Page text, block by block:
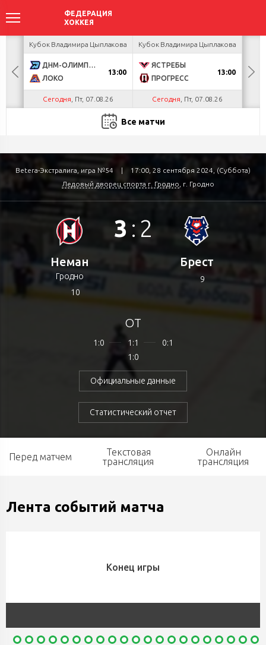
Кубок Владимира Цыплакова
ДНМ-ОЛИМПИК
ЛОКО
13:00
Сегодня , Пт, 07.08.26
Кубок Владимира Цыплакова
ЯСТРЕБЫ
ПРОГРЕСС
13:00
Сегодня , Пт, 07.08.26
Все матчи
Betera-Экстралига, игра №54 |
17:00, 28 сентября 2024, (Суббота)
Ледовый дворец спорта г. Гродно , г. Гродно
Неман
Гродно
10
3 : 2
ОТ
1:0 1:1
0:1
1:0
Официальные данные
Статистический отчет
Брест
9
Перед матчем
Текстовая
трансляция
Онлайн
трансляция
Лента событий матча
Конец игры